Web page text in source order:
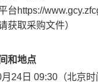
台https://
获取采购文件）
和地点
24日 09:30 （北京